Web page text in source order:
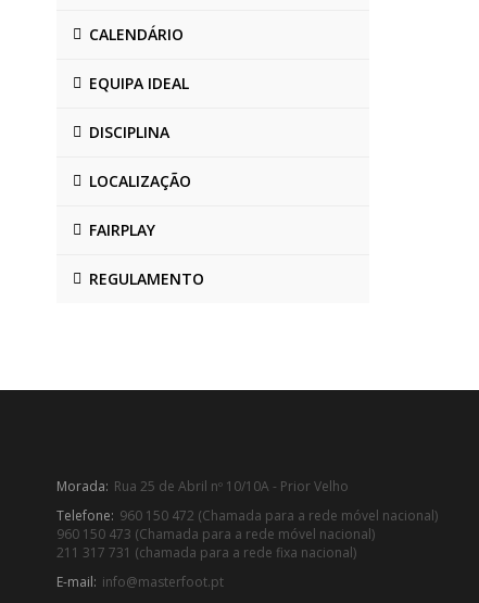
CALENDÁRIO
EQUIPA IDEAL
DISCIPLINA
LOCALIZAÇÃO
FAIRPLAY
REGULAMENTO
Morada: Rua 25 de Abril nº 10/10A - Prior Velho
Telefone: 960 150 472 (Chamada para a rede móvel nacional)
960 150 473 (Chamada para a rede móvel nacional)
211 317 731 (chamada para a rede fixa nacional)
E-mail: info@masterfoot.pt